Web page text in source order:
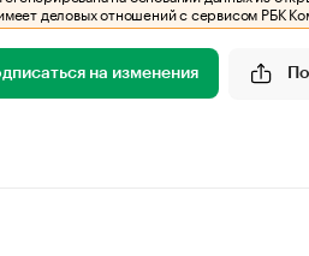
деловых отношений с сервисом РБК
на изменения